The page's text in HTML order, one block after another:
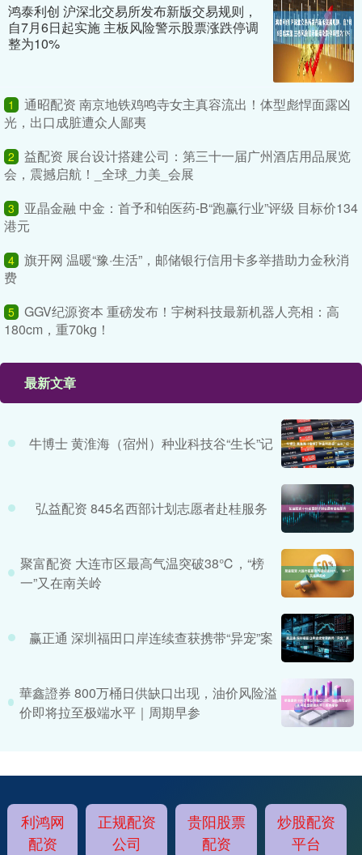
鸿泰利创 沪深北交易所发布新版交易规则，
自7月6日起实施 主板风险警示股票涨跌停调
整为10%
1
通昭配资 南京地铁鸡鸣寺女主真容流出！体型彪悍面露凶
光，出口成脏遭众人鄙夷
2
益配资 展台设计搭建公司：第三十一届广州酒店用品展览
会，震撼启航！_全球_力美_会展
3
亚晶金融 中金：首予和铂医药-B“跑赢行业”评级 目标价134
港元
4 旗开网 温暖“豫·生活”，邮储银行信用卡多举措助力金秋消
费
5 GGV纪源资本 重磅发布！宇树科技最新机器人亮相：高
180cm，重70kg！
最新文章
牛博士 黄淮海（宿州）种业科技谷“生长”记
弘益配资 845名西部计划志愿者赴桂服务
聚富配资 大连市区最高气温突破38℃，“榜
一”又在南关岭
赢正通 深圳福田口岸连续查获携带“异宠”案
華鑫證券 800万桶日供缺口出现，油价风险溢
价即将拉至极端水平｜周期早参
利鸿网
配资
正规配资
公司
贵阳股票
配资
炒股配资
平台